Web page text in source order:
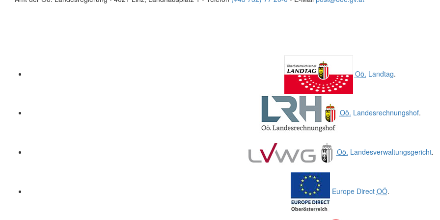
Oö. Landtag.
Oö. Landesrechnungshof.
Oö. Landesverwaltungsgericht.
Europe Direct OÖ.